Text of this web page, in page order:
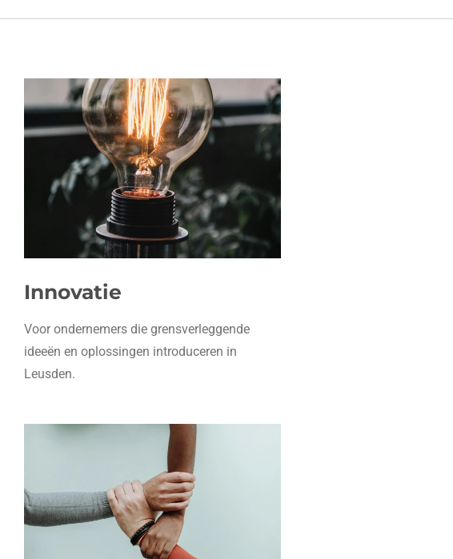
Innovatie
Voor ondernemers die grensverleggende
ideeën en oplossingen introduceren in
Leusden.